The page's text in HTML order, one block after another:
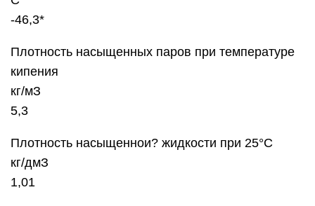
-46,3*
Плотность насыщенных паров при температуре
кипения
кг/мЗ
5,3
Плотность насыщеннои? жидкости при 25°С
кг/дмЗ
1,01